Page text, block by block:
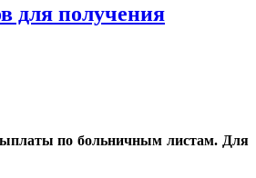
для получения
по больничным листам. Для